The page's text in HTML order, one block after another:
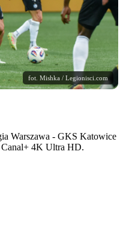
fot. Mishka / Legionisci.com
Warszawa - GKS Katowice
Canal+ 4K Ultra HD.